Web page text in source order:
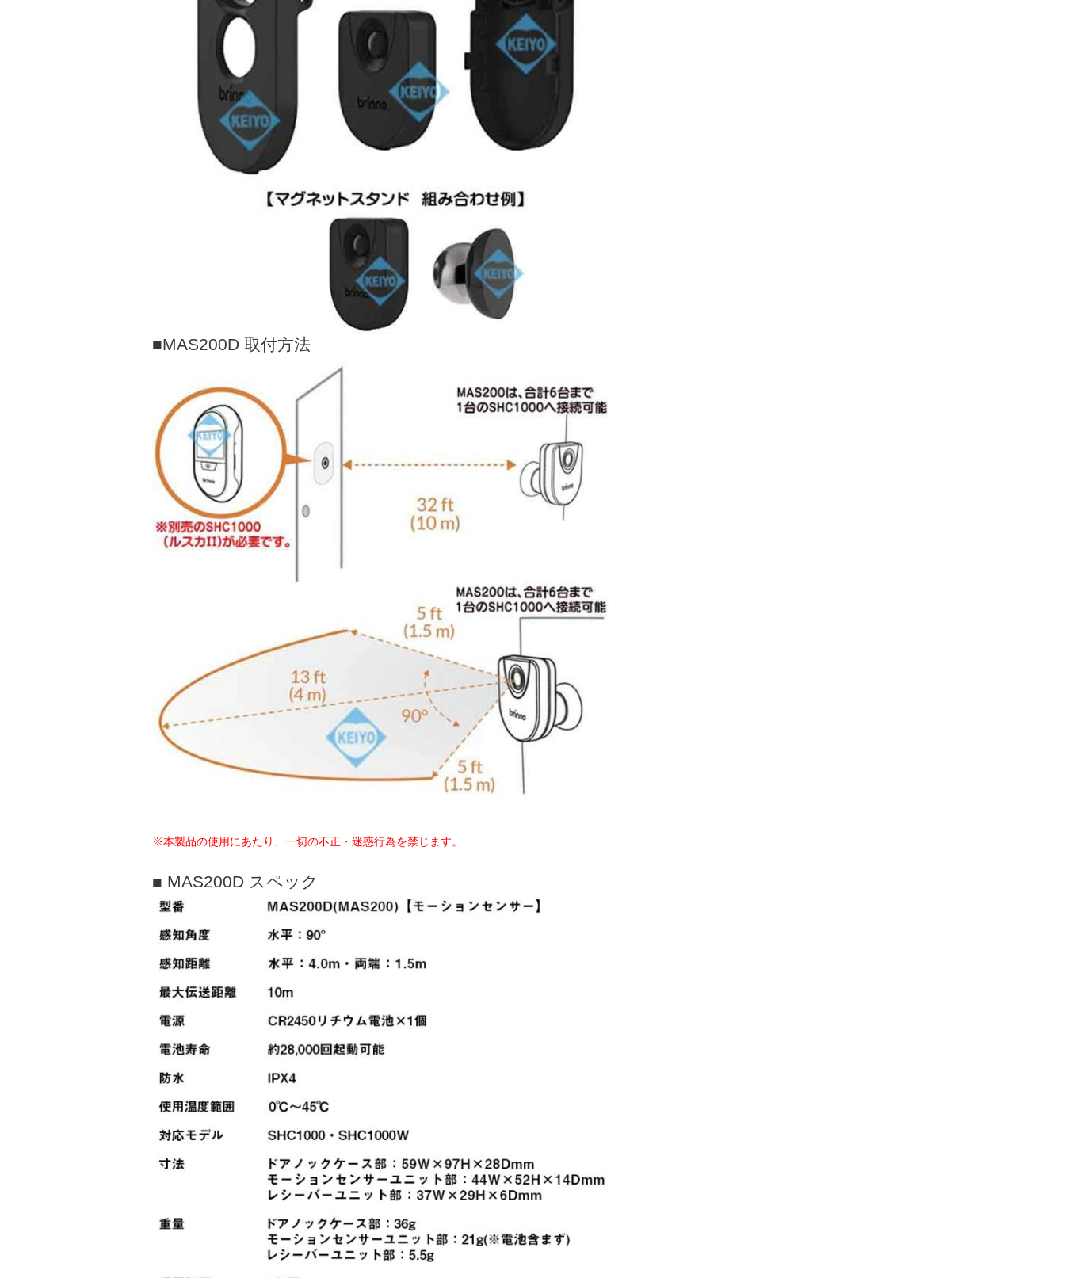
■MAS200D 取付方法
※本製品の使用にあたり、一切の不正・迷惑行為を禁じます。
■ MAS200D スペック